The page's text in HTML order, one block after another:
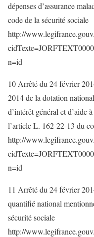
dépenses d’assurance
code de la sécurité sociale
http://
n=id
10 Arrêté du 24 février
2014 de la dotation
d’intérêt général et d’aide
l’article L. 162-22-13 du
http://
n=id
11 Arrêté du 24 février
quantifié national
sécurité sociale
http://